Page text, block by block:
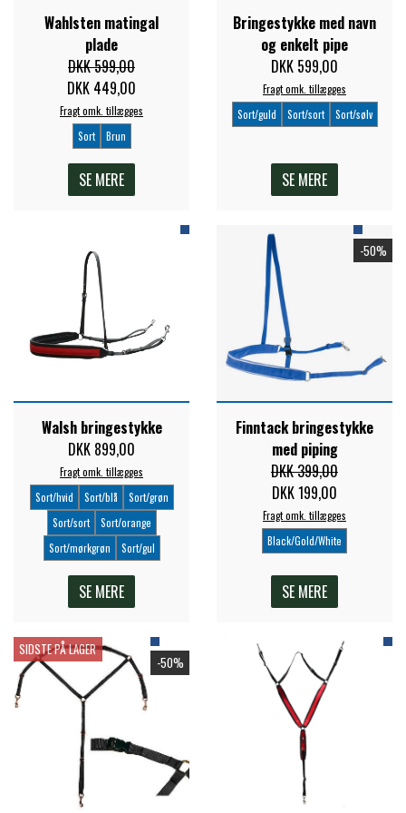
PREMIER EQUINE SADLER
PREMIER EQUINE SADEL TILBEHØR
PREMIER EQUINE SADELUNDERLAG
PREMIER EQUINE PADS
PREMIER EQUINE BENBESKYTTELSE
PREMIER EQUINE TRANSPORT
PREMIER EQUINE KØLETERAPI
PREMIER EQUINE GROOMING & STALD
PREMIER EQUINE RYTTER
FORAN EQUINE
KÄLLQUIST EQUESTIAN
LEMIEUX
PHARMACARE
PREMIER EQUINE
RACING TACK
Wahlsten matingal
plade
DKK 599,00
DKK 449,00
Fragt omk. tillægges
Sort
Brun
SE MERE
Bringestykke med navn
og enkelt pipe
DKK 599,00
Fragt omk. tillægges
Sort/guld
Sort/sort Sort/sølv
SE MERE
Walsh bringestykke
DKK 899,00
Fragt omk. tillægges
Sort/hvid
Sort/blå
Sort/grøn
Sort/sort
Sort/orange
Sort/mørkgrøn
Sort/gul
SE MERE
-50%
Finntack bringestykke
med piping
DKK 399,00
DKK 199,00
Fragt omk. tillægges
Black/Gold/White
SE MERE
SIDSTE PÅ LAGER
-50%